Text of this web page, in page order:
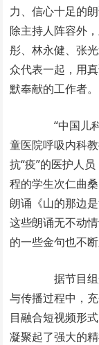
力、信心十足的
除主持人阵容外
彤、林永健、张
众代表一起，用
默奉献的工作者。
“中国儿科
童医院呼吸内科
抗“疫”的医护人
程的学生次仁曲
朗诵《山的那边
这些朗诵无不动
的一些金句也不断
据节目组
与传播过程中，
目融合短视频形
凝聚起了强大的